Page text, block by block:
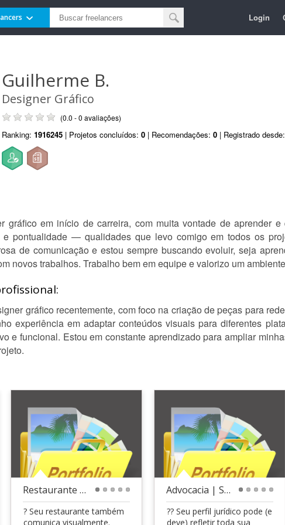
Login
Guilherme B.
Designer Gráfico
(0.0 - 0 avaliações)
Ranking: 1916245 | Projetos concluídos: 0 | Recomendações: 0 | Registrado desde:
gráfico em início de carreira, com muita vontade de aprender
e pontualidade — qualidades que levo comigo em todos os
de comunicação e estou sempre buscando evoluir, seja
novos trabalhos. Trabalho bem em equipe e valorizo um
gráfico recentemente, com foco na criação de peças para
experiência em adaptar conteúdos visuais para diferentes
e funcional. Estou em constante aprendizado para ampliar
Restaurante | Social Media
? Seu restaurante também
comunica visualmente.
Advocacia | Social Media
?? Seu perfil jurídico pode (e
deve) refletir toda sua